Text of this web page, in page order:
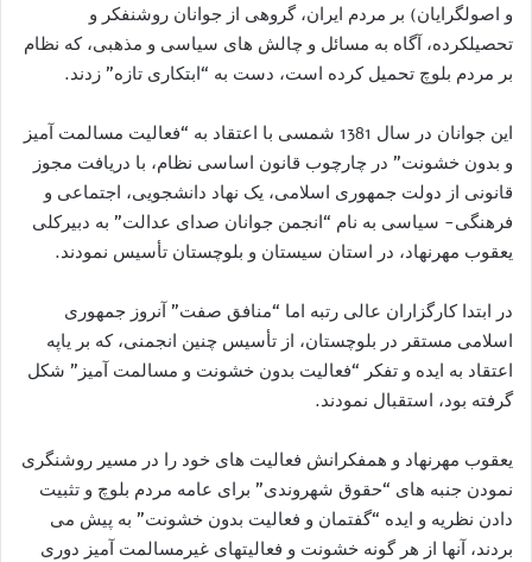
و اصولگرایان) بر مردم ایران، گروهی از جوانان روشنفکر و
تحصیلکرده، آگاه به مسائل و چالش های سیاسی و مذهبی، که نظام
بر مردم بلوچ تحمیل کرده است، دست به “ابتکاری تازه” زدند.
این جوانان در سال 1381 شمسی با اعتقاد به “فعالیت مسالمت آمیز
و بدون خشونت” در چارچوب قانون اساسی نظام، با دریافت مجوز
قانونی از دولت جمهوری اسلامی، یک نهاد دانشجویی، اجتماعی و
فرهنگی- سیاسی به نام “انجمن جوانان صدای عدالت” به دبیرکلی
یعقوب مهرنهاد، در استان سیستان و بلوچستان تأسیس نمودند.
در ابتدا کارگزاران عالی رتبه اما “منافق صفت” آنروز جمهوری
اسلامی مستقر در بلوچستان، از تأسیس چنین انجمنی، که بر یاپه
اعتقاد به ایده و تفکر “فعالیت بدون خشونت و مسالمت آمیز” شکل
گرفته بود، استقبال نمودند.
یعقوب مهرنهاد و همفکرانش فعالیت های خود را در مسیر روشنگری
نمودن جنبه های “حقوق شهروندی” برای عامه مردم بلوچ و تثبیت
دادن نظریه و ایده “گفتمان و فعالیت بدون خشونت” به پیش می
بردند، آنها از هر گونه خشونت و فعالیتهای غیرمسالمت آمیز دوری